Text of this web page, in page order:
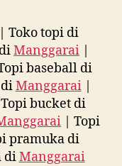
| Toko topi di
Manggarai |
baseball di
Manggarai|
bucket di
| Topi
pramuka di
diManggarai